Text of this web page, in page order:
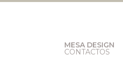
MESA DESIGN
CONTACTOS